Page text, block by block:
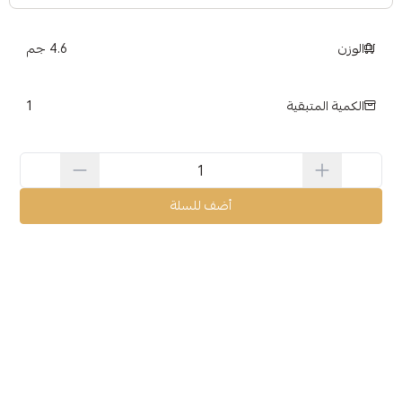
الوزن 4.6 جم
الكمية المتبقية 1
أضف للسلة